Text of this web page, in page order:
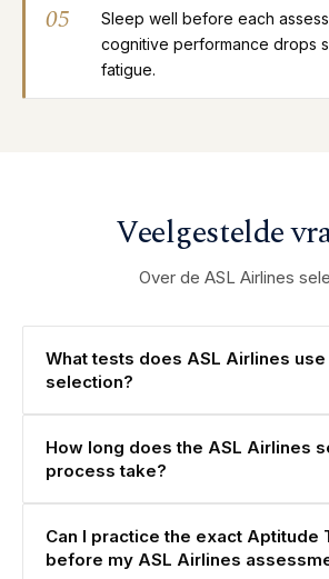
05
Sleep well before each
cognitive performance drops
fatigue.
Veelgestelde
Over de ASL Airlines
What tests does ASL Airlines
selection?
How long does the ASL Airlines
process take?
Can I practice the exact Aptitude
before my ASL Airlines